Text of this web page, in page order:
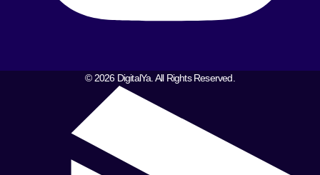
© 2026 DigitalYa. All Rights Reserved.